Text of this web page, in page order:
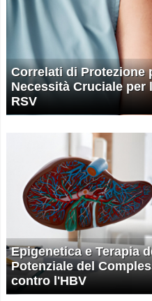
Correlati di Protezione
Necessità Cruciale per
RSV
Epigenetica e Terapia
Potenziale del
contro l'HBV